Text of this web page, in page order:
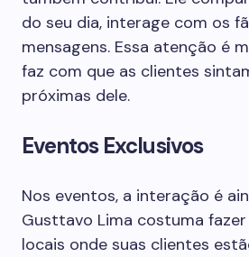
do seu dia, interage com os
mensagens. Essa atenção é
faz com que as clientes
próximas dele.
Eventos Exclusivos
Nos eventos, a interação é
Gusttavo Lima costuma
locais onde suas clientes